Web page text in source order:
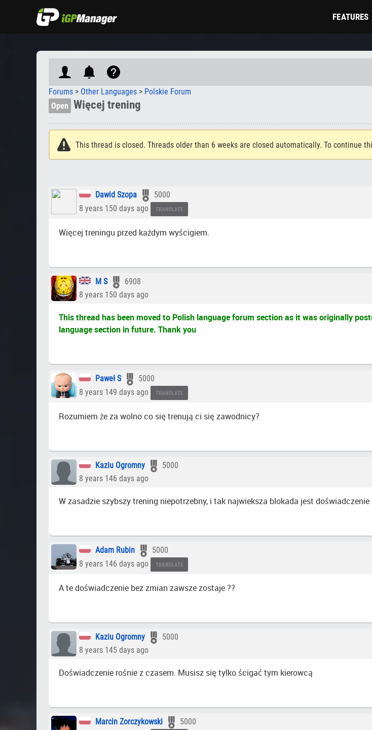
FEATURES
Forums > Other Languages > Polskie Forum
Open Więcej trening
This thread is closed. Threads older than 6 weeks are closed automatically. To continue
Dawid Szopa
5000
8 years 150 days ago
TRANSLATE
Więcej treningu przed każdym wyścigiem.
M S
6908
8 years 150 days ago
This thread has been moved to Polish language forum section as it was originally
language section in future. Thank you
Paweł S
5000
8 years 149 days ago
TRANSLATE
Rozumiem że za wolno co się trenują ci się zawodnicy?
Kaziu Ogromny
5000
8 years 146 days ago
W zasadzie szybszy trening niepotrzebny, i tak najwieksza blokada jest doświadczenie
Adam Rubin
5000
8 years 146 days ago
TRANSLATE
A te doświadczenie bez zmian zawsze zostaje ??
Kaziu Ogromny
5000
8 years 145 days ago
Doświadczenie rośnie z czasem. Musisz się tylko ścigać tym kierowcą
Marcin Zorczykowski
5000